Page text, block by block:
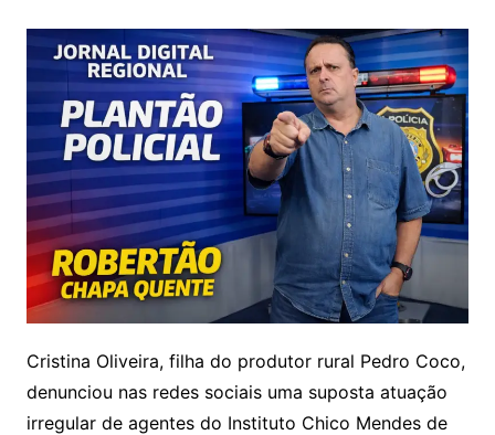
Cristina Oliveira, filha do produtor rural Pedro Coco,
denunciou nas redes sociais uma suposta atuação
irregular de agentes do Instituto Chico Mendes de